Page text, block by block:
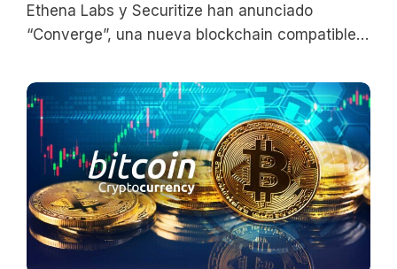
Ethena Labs y Securitize han anunciado
“Converge”, una nueva blockchain compatible
adopción de activos